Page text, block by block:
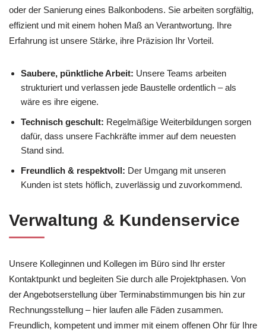
oder der Sanierung eines Balkonbodens. Sie arbeiten sorgfältig,
effizient und mit einem hohen Maß an Verantwortung. Ihre
Erfahrung ist unsere Stärke, ihre Präzision Ihr Vorteil.
Saubere, pünktliche Arbeit: Unsere Teams arbeiten
strukturiert und verlassen jede Baustelle ordentlich – als
wäre es ihre eigene.
Technisch geschult: Regelmäßige Weiterbildungen sorgen
dafür, dass unsere Fachkräfte immer auf dem neuesten
Stand sind.
Freundlich & respektvoll: Der Umgang mit unseren
Kunden ist stets höflich, zuverlässig und zuvorkommend.
Verwaltung & Kundenservice
Unsere Kolleginnen und Kollegen im Büro sind Ihr erster
Kontaktpunkt und begleiten Sie durch alle Projektphasen. Von
der Angebotserstellung über Terminabstimmungen bis hin zur
Rechnungsstellung – hier laufen alle Fäden zusammen.
Freundlich, kompetent und immer mit einem offenen Ohr für Ihre